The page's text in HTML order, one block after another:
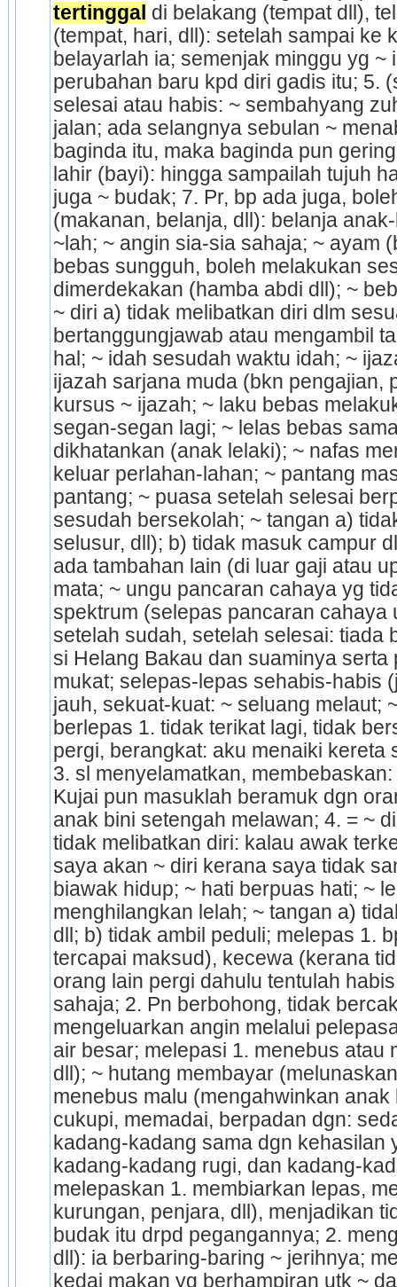
tertinggal di belakang (tempat dll),
(tempat, hari, dll): setelah sampai ke
belayarlah ia; semenjak minggu yg ~
perubahan baru kpd diri gadis itu; 5.
selesai atau habis: ~ sembahyang
jalan; ada selangnya sebulan ~
baginda itu, maka baginda pun
lahir (bayi): hingga sampailah tujuh
juga ~ budak; 7. Pr, bp ada juga,
(makanan, belanja, dll): belanja
~lah; ~ angin sia-sia sahaja; ~ ayam
bebas sungguh, boleh melakukan
dimerdekakan (hamba abdi dll); ~
~ diri a) tidak melibatkan diri dlm
bertanggungjawab atau mengambil
hal; ~ idah sesudah waktu idah; ~
ijazah sarjana muda (bkn pengajian,
kursus ~ ijazah; ~ laku bebas
segan-segan lagi; ~ lelas bebas
dikhatankan (anak lelaki); ~ nafas
keluar perlahan-lahan; ~ pantang
pantang; ~ puasa setelah selesai
sesudah bersekolah; ~ tangan a)
selusur, dll); b) tidak masuk campur
ada tambahan lain (di luar gaji atau
mata; ~ ungu pancaran cahaya yg
spektrum (selepas pancaran cahaya
setelah sudah, setelah selesai: tiada
si Helang Bakau dan suaminya
mukat; selepas-lepas sehabis-habis
jauh, sekuat-kuat: ~ seluang melaut;
berlepas 1. tidak terikat lagi, tidak
pergi, berangkat: aku menaiki kereta
3. sl menyelamatkan,
Kujai pun masuklah beramuk dgn
anak bini setengah melawan; 4. = ~
tidak melibatkan diri: kalau awak
saya akan ~ diri kerana saya tidak
biawak hidup; ~ hati berpuas hati; ~
menghilangkan lelah; ~ tangan a)
dll; b) tidak ambil peduli; melepas 1.
tercapai maksud), kecewa (kerana
orang lain pergi dahulu tentulah
sahaja; 2. Pn berbohong, tidak
menge­luarkan angin melalui
air besar; melepasi 1. menebus atau
dll); ~ hutang membayar
menebus malu (mengahwinkan
cukupi, memadai, berpadan dgn:
kadang-kadang sama dgn kehasilan
kadang-kadang rugi, dan kadang-
melepaskan 1. membiarkan lepas,
kurungan, penjara, dll), men­jadikan
budak itu drpd pegangannya; 2.
dll): ia berbaring-baring ~ jerihnya;
kedai makan yg berhampiran utk ~